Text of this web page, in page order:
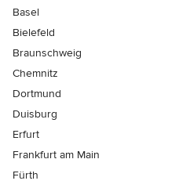
Basel
Bielefeld
Braunschweig
Chemnitz
Dortmund
Duisburg
Erfurt
Frankfurt am Main
Fürth